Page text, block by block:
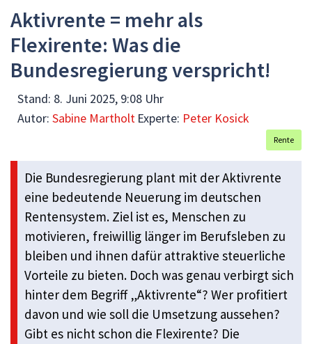
Aktivrente = mehr als
Flexirente: Was die
Bundesregierung verspricht!
Stand: 8. Juni 2025, 9:08 Uhr
Autor: Sabine Martholt Experte: Peter Kosick
Rente
Die Bundesregierung plant mit der Aktivrente
eine bedeutende Neuerung im deutschen
Rentensystem. Ziel ist es, Menschen zu
motivieren, freiwillig länger im Berufsleben zu
bleiben und ihnen dafür attraktive steuerliche
Vorteile zu bieten. Doch was genau verbirgt sich
hinter dem Begriff „Aktivrente“? Wer profitiert
davon und wie soll die Umsetzung aussehen?
Gibt es nicht schon die Flexirente? Die